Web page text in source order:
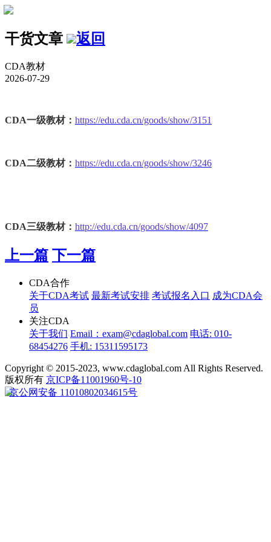
干货文章 返回
CDA教材
2026-07-29
CDA一级教材： https://edu.cda.cn/goods/show/3151
CDA二级教材： https://edu.cda.cn/goods/show/3246
CDA三级教材： http://edu.cda.cn/goods/show/4097
上一篇 下一篇
CDA合作
关于CDA考试 最新考试安排 考试报名入口 成为CDA会
员
关注CDA
关于我们 Email：exam@cdaglobal.com 电话: 010-
68454276 手机: 15311595173
Copyright © 2015-2023, www.cdaglobal.com All Rights Reserved.
版权所有 京ICP备11001960号-10
京公网安备 11010802034615号